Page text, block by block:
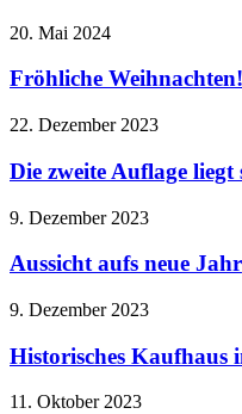
20. Mai 2024
Fröhliche Weihnachten!
22. Dezember 2023
Die zweite Auflage
9. Dezember 2023
Aussicht aufs neue Jahr
9. Dezember 2023
Historisches Kaufhaus
11. Oktober 2023